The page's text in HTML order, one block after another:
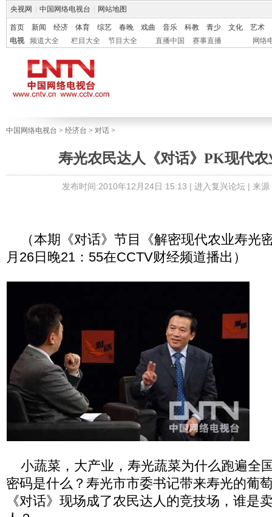
央视网 中国网络电视台 网站地图
首页 新闻 经济 体育 综艺 春晚 戏曲 音乐 科教 青少 文化
艺术
电视
频道大全 栏目大全 节目大全 直播中国 赛事直播 网络
中国网络电视台 > 经济台 > 对话 >
寿光农民达人《对话》PK现代
发布时间:2010年12月24日 15:13 | 进入复兴论坛| 来源
（本期《对话》节目《解密现代农业寿光
月26日晚21：55在CCTV财经频道播出）
小蔬菜，大产业，寿光蔬菜为什么跑遍全
密码是什么？寿光市市委书记带来寿光的葡
《对话》现场成了农民达人的竞技场，谁是